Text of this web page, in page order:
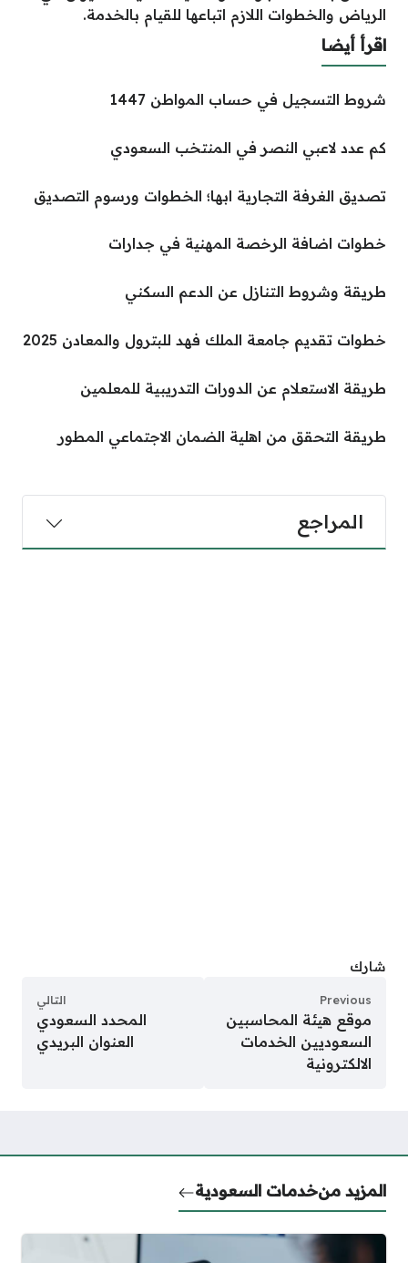
الرياض والخطوات اللازم اتباعها للقيام بالخدمة.
اقرأ أيضا
شروط التسجيل في حساب المواطن 1447
كم عدد لاعبي النصر في المنتخب السعودي
تصديق الغرفة التجارية ابها؛ الخطوات ورسوم التصديق
خطوات اضافة الرخصة المهنية في جدارات
طريقة وشروط التنازل عن الدعم السكني
خطوات تقديم جامعة الملك فهد للبترول والمعادن 2025
طريقة الاستعلام عن الدورات التدريبية للمعلمين
طريقة التحقق من اهلية الضمان الاجتماعي المطور
المراجع
شارك
Previous
موقع هيئة المحاسبين
السعوديين الخدمات
الالكترونية
التالي
المحدد السعودي
العنوان البريدي
المزيد منخدمات السعودية